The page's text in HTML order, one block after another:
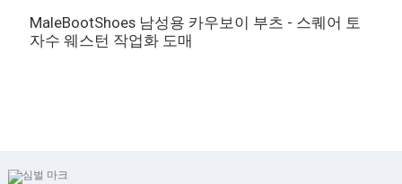
MaleBootShoes 남성용 카우보이 부츠 - 스퀘어 토
자수 웨스턴 작업화 도매